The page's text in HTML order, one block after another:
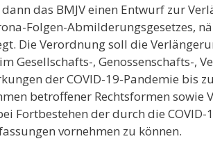
das BMJV einen Entwurf zur
Folgen-Abmilderungsgesetzes,
Die Verordnung soll die
Gesellschafts-, Genossenschafts-,
der COVID-19-Pandemie bis
betroffener Rechtsformen sowie
Fortbestehen der durch die
vornehmen zu können.